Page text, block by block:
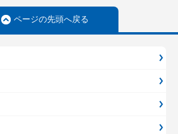
ページの先頭へ戻る